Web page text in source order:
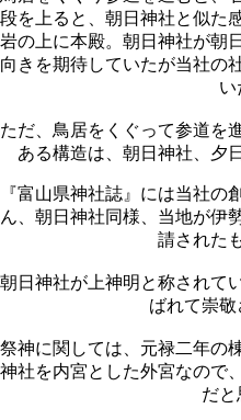
段を上ると、朝日神社と似た
岩の上に本殿。朝日神社が朝
向きを期待していたが当社の
い
ただ、鳥居をくぐって参道を
ある構造は、朝日神社、夕
『富山県神社誌』には当社
ん、朝日神社同様、当地が伊
請された
朝日神社が上神明と称されて
ばれて崇敬
祭神に関しては、元禄二年の
神社を内宮とした外宮なので
だと